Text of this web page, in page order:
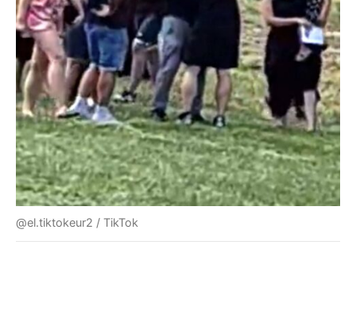
@el.tiktokeur2 / TikTok